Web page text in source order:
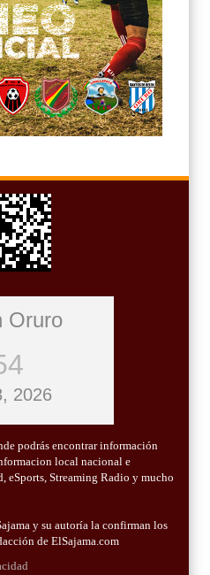
Oruro
2026
podrás encontrar información
local nacional e
eSports, Streaming Radio y mucho
y su autoría la confirman los
de ElSajama.com